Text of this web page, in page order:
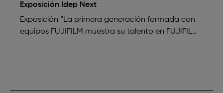
Exposición Idep Next
Exposición “La primera generación formada con
equipos FUJIFILM muestra su talento en FUJIFILM